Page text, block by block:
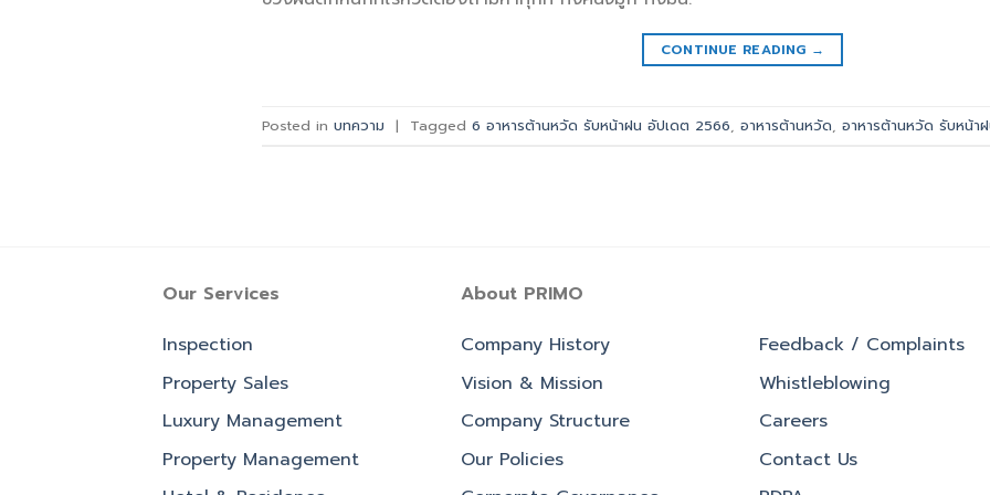
CONTINUE READING →
Posted in บทความ | Tagged 6 อาหารต้านหวัด รับหน้าฝน อัปเดต 2566 อาหารต้านหวัด อาหารต้านหวัด รับหน้า
Our Services
Inspection
Property Sales
Luxury Management
Property Management
About PRIMO
Company History
Vision & Mission
Company Structure
Our Policies
Feedback / Complaints
Whistleblowing
Careers
Contact Us